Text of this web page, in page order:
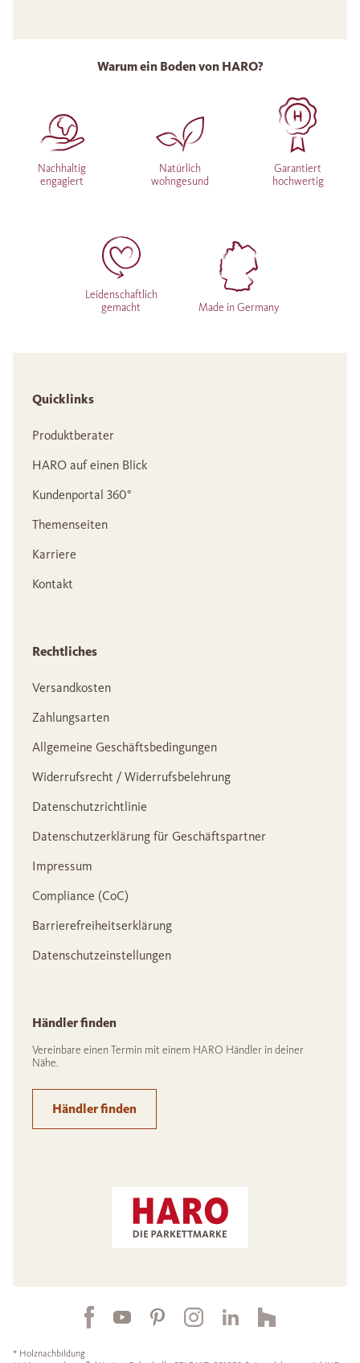
Warum ein Boden von HARO?
Nachhaltig
engagiert
Natürlich
wohngesund
Garantiert
hochwertig
Leidenschaftlich
gemacht
Made in Germany
Quicklinks
Produktberater
HARO auf einen Blick
Kundenportal 360°
Themenseiten
Karriere
Kontakt
Rechtliches
Versandkosten
Zahlungsarten
Allgemeine Geschäftsbedingungen
Widerrufsrecht / Widerrufsbelehrung
Datenschutzrichtlinie
Datenschutzerklärung für Geschäftspartner
Impressum
Compliance (CoC)
Barrierefreiheitserklärung
Datenschutzeinstellungen
Händler finden
Vereinbare einen Termin mit einem HARO Händler in deiner
Nähe.
Händler finden
* Holznachbildung